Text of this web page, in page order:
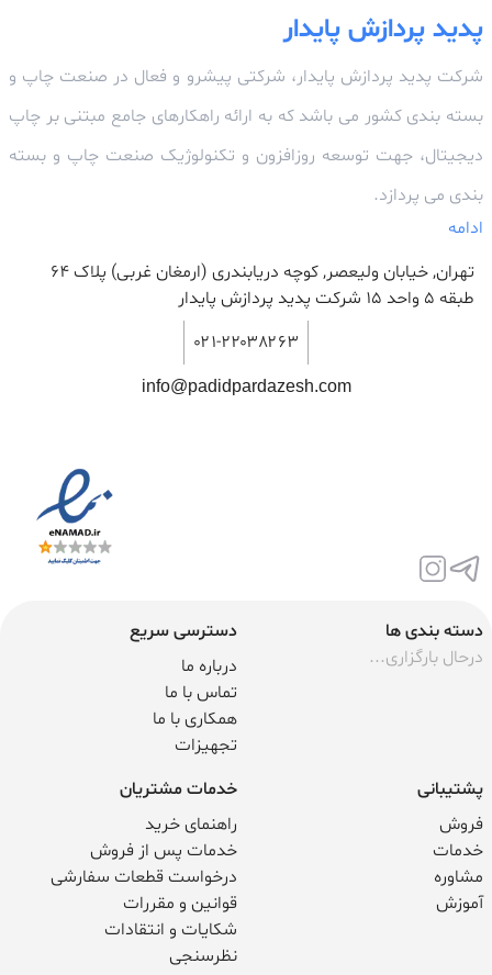
پدید پردازش پایدار
شرکت پدید پردازش پایدار، شرکتی پیشرو و فعال در صنعت چاپ و
بسته بندی کشور می باشد که به ارائه راهکارهای جامع مبتنی بر چاپ
دیجیتال، جهت توسعه روزافزون و تکنولوژیک صنعت چاپ و بسته
بندی می پردازد.
ادامه
تهران, خیابان ولیعصر, کوچه دریابندری (ارمغان غربی) پلاک 64
طبقه ۵ واحد ۱۵ شرکت پدید پردازش پایدار
۰۲۱-۲۲۰۳۸۲۶۳
info@padidpardazesh.com
دسته بندی ها
درحال بارگزاری...
دسترسی سریع
درباره ما
تماس با ما
همکاری با ما
تجهیزات
پشتیبانی
فروش
خدمات
مشاوره
آموزش
خدمات مشتریان
راهنمای خرید
خدمات پس از فروش
درخواست قطعات سفارشی
قوانین و مقررات
شکایات و انتقادات
نظرسنجی